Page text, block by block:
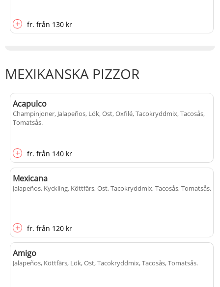
+ fr. från 130 kr
MEXIKANSKA PIZZOR
Acapulco
Champinjoner, Jalapeños, Lök, Ost, Oxfilé, Tacokryddmix, Tacosås,
Tomatsås.
+ fr. från 140 kr
Mexicana
Jalapeños, Kyckling, Köttfärs, Ost, Tacokryddmix, Tacosås, Tomatsås.
+ fr. från 120 kr
Amigo
Jalapeños, Köttfärs, Lök, Ost, Tacokryddmix, Tacosås, Tomatsås.